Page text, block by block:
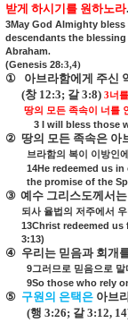
받게 하시기를 원하노라
3May God Almighty
descendants the
Abraham.
(Genesis 28:3,4)
① 아브라함에게 주신
(창12:3; 갈3:8) 3너
땅의 모든 족속이 너를
3 I will bless those
② 땅의 모든 족속은 아
브라함의 복이 이방인
14He redeemed us
the promise of the
③ 예수 그리스도께서
되사 율법의 저주에서
13Christ redeemed
3:13)
④ 우리는 믿음과 회개
9그러므로 믿음으로 말
9So those who rely
⑤ 구원의 은택은 아브
(행 3:26; 갈3:12,